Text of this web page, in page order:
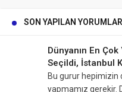
SON YAPILAN YORUMLAR
Dünyanın En
Seçildi, İstanbul
Bu gurur hepimizin
yapmamız gerekir.